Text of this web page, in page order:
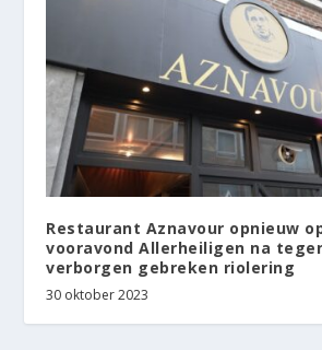
Restaurant Aznavour opnieuw
vooravond Allerheiligen na
verborgen gebreken riolering
30 oktober 2023